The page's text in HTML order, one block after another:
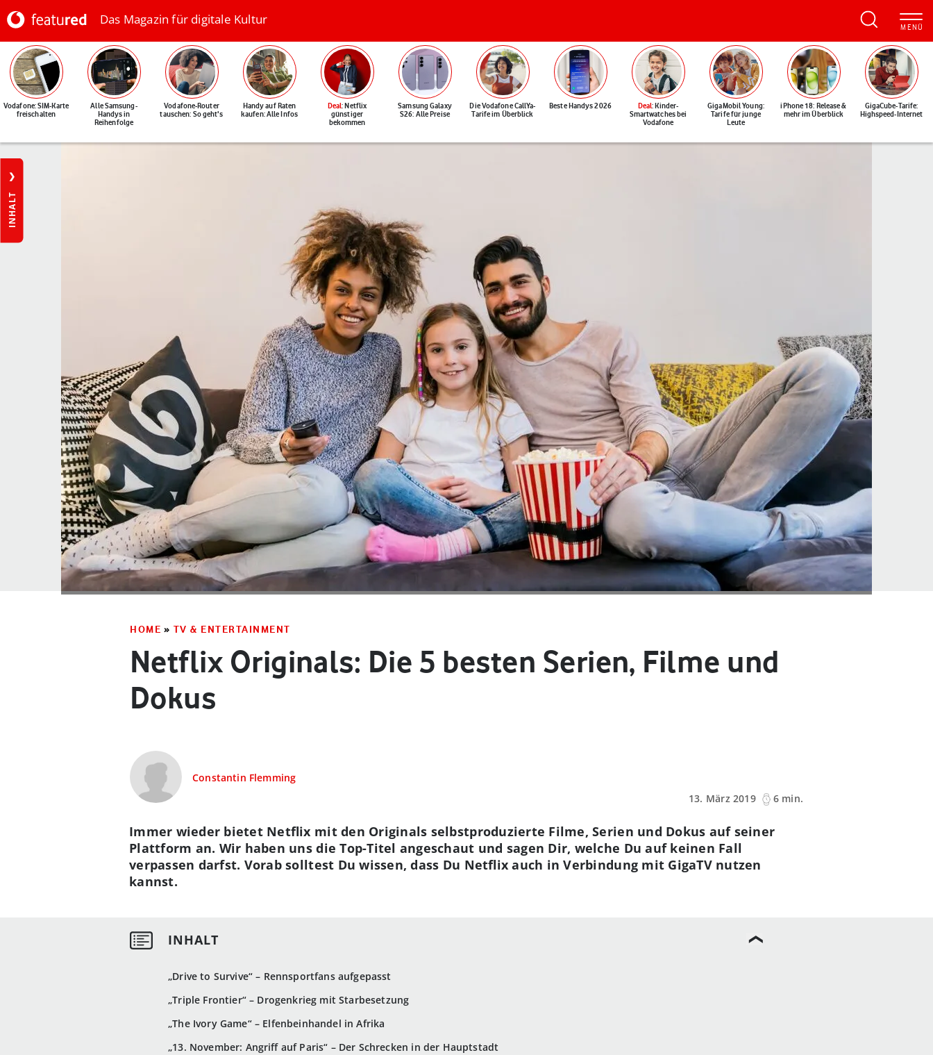
Das Magazin für digitale Kultur
Vodafone: SIM-Karte
freischalten
Alle Samsung-
Handys in
Reihenfolge
Vodafone-Router
tauschen: So geht's
Handy auf Raten
kaufen: Alle Infos
Deal: Netflix
günstiger
bekommen
Samsung Galaxy
S26: Alle Preise
Die Vodafone CallYa-
Tarife im Überblick
Beste Handys 2026 Deal: Kinder-
Smartwatches bei
Vodafone
GigaMobil Young:
Tarife für junge
Leute
iPhone 18: Release &
mehr im Überblick
GigaCube-Tarife:
Highspeed-Internet
INHALT
HOME » TV & ENTERTAINMENT
Netflix Originals: Die 5 besten Serien, Filme und
Dokus
Constantin Flemming
13. März 2019
6 min.
„Drive to Survive“ – Rennsportfans aufgepasst
„Triple Frontier“ – Drogenkrieg mit Starbesetzung
„The Ivory Game“ – Elfenbeinhandel in Afrika
„13. November: Angriff auf Paris“ – Der Schrecken in der Hauptstadt
Immer wieder bietet Netflix mit den Originals selbstproduzierte Filme, Serien und Dokus auf seiner
Plattform an. Wir haben uns die Top-Titel angeschaut und sagen Dir, welche Du auf keinen Fall
verpassen darfst. Vorab solltest Du wissen, dass Du Netflix auch in Verbindung mit GigaTV nutzen
kannst.